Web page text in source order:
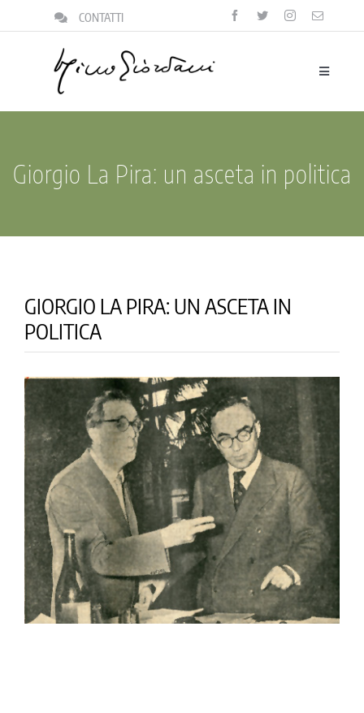
contenuto
CONTATTI
Toggle
il focolare
l’archivio
notizie
Giorgio La Pira: un asceta in politica
GIORGIO LA PIRA: UN ASCETA IN
POLITICA